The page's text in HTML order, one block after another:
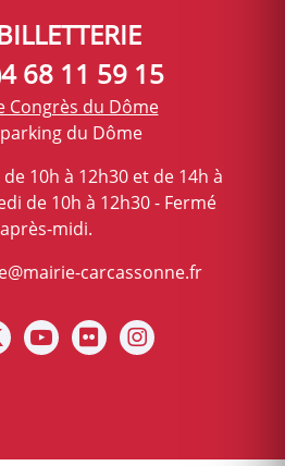
68 11 59 15
Congrès du Dôme
du Dôme
10h à 12h30 et de 14h à
de 10h à 12h30 - Fermé
midi.
carcassonne.fr
facebook
Notre X (ex Twitter)
Notre Chaine youtube
Notre photothèque